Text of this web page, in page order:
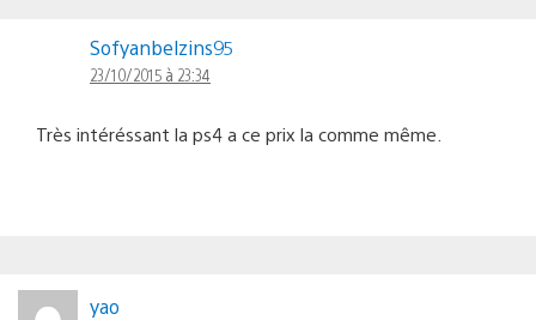
Sofyanbelzins95
23/10/2015 à 23:34
Très intéréssant la ps4 a ce prix la comme même.
yao